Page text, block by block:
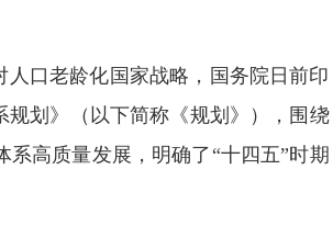
口老龄化国家战略，国务院日前印
规划》（以下简称《规划》），围绕
高质量发展，明确了“十四五”时期